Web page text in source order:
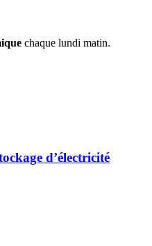
chaque lundi matin.
d’électricité